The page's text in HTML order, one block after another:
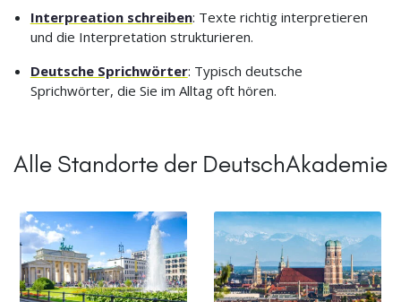
Interpreation schreiben: Texte richtig interpretieren
und die Interpretation strukturieren.
Deutsche Sprichwörter: Typisch deutsche
Sprichwörter, die Sie im Alltag oft hören.
Alle Standorte der DeutschAkademie